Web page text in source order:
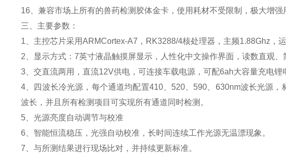
16、兼容市场上所有的兽药检测胶体金卡，使用耗材不受限制，极大增强
三、主要参数：
1、主控芯片采用ARMCortex-A7，RK3288/4核处理器，主频1.88Ghz，
2、显示方式：7英寸液晶触摸屏显示，人性化中文操作界面，读数直观、
3、交直流两用，直流12V供电，可连接车载电源，可配6ah大容量充电锂
4、四波长冷光源，每个通道均配置410、520、590、630nm波长光源
波长，并且所有检测项目可实现所有通道同时检测。
5、光源亮度自动调节与校准
6、智能恒流稳压，光强自动校准，长时间连续工作光源无温漂现象。
7、与所测结果进行现场比对，并持续更新标准。